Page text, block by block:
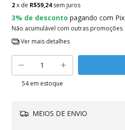
2x de R$59,24 sem juros
3% de desconto pagando com Pix
Não acumulável com outras promoções
Ver mais detalhes
54em estoque
MEIOS DE ENVIO